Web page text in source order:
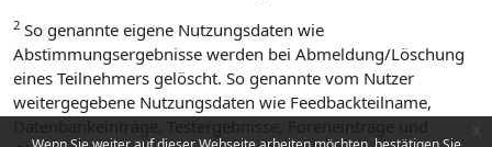
2 So genannte eigene Nutzungsdaten wie
Abstimmungsergebnisse werden bei Abmeldung/Löschung
eines Teilnehmers gelöscht. So genannte vom Nutzer
weitergegebene Nutzungsdaten wie Feedbackteilname,